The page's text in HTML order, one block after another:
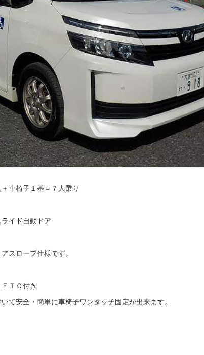
車椅子１基＝７人乗り
ライド自動ドア
スロープ仕様です。
ＴＣ付き
て安全・簡単に車椅子ワンタッチ固定が出来ます。